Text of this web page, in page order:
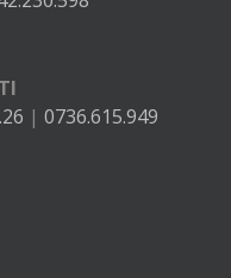
| 0736.615.949